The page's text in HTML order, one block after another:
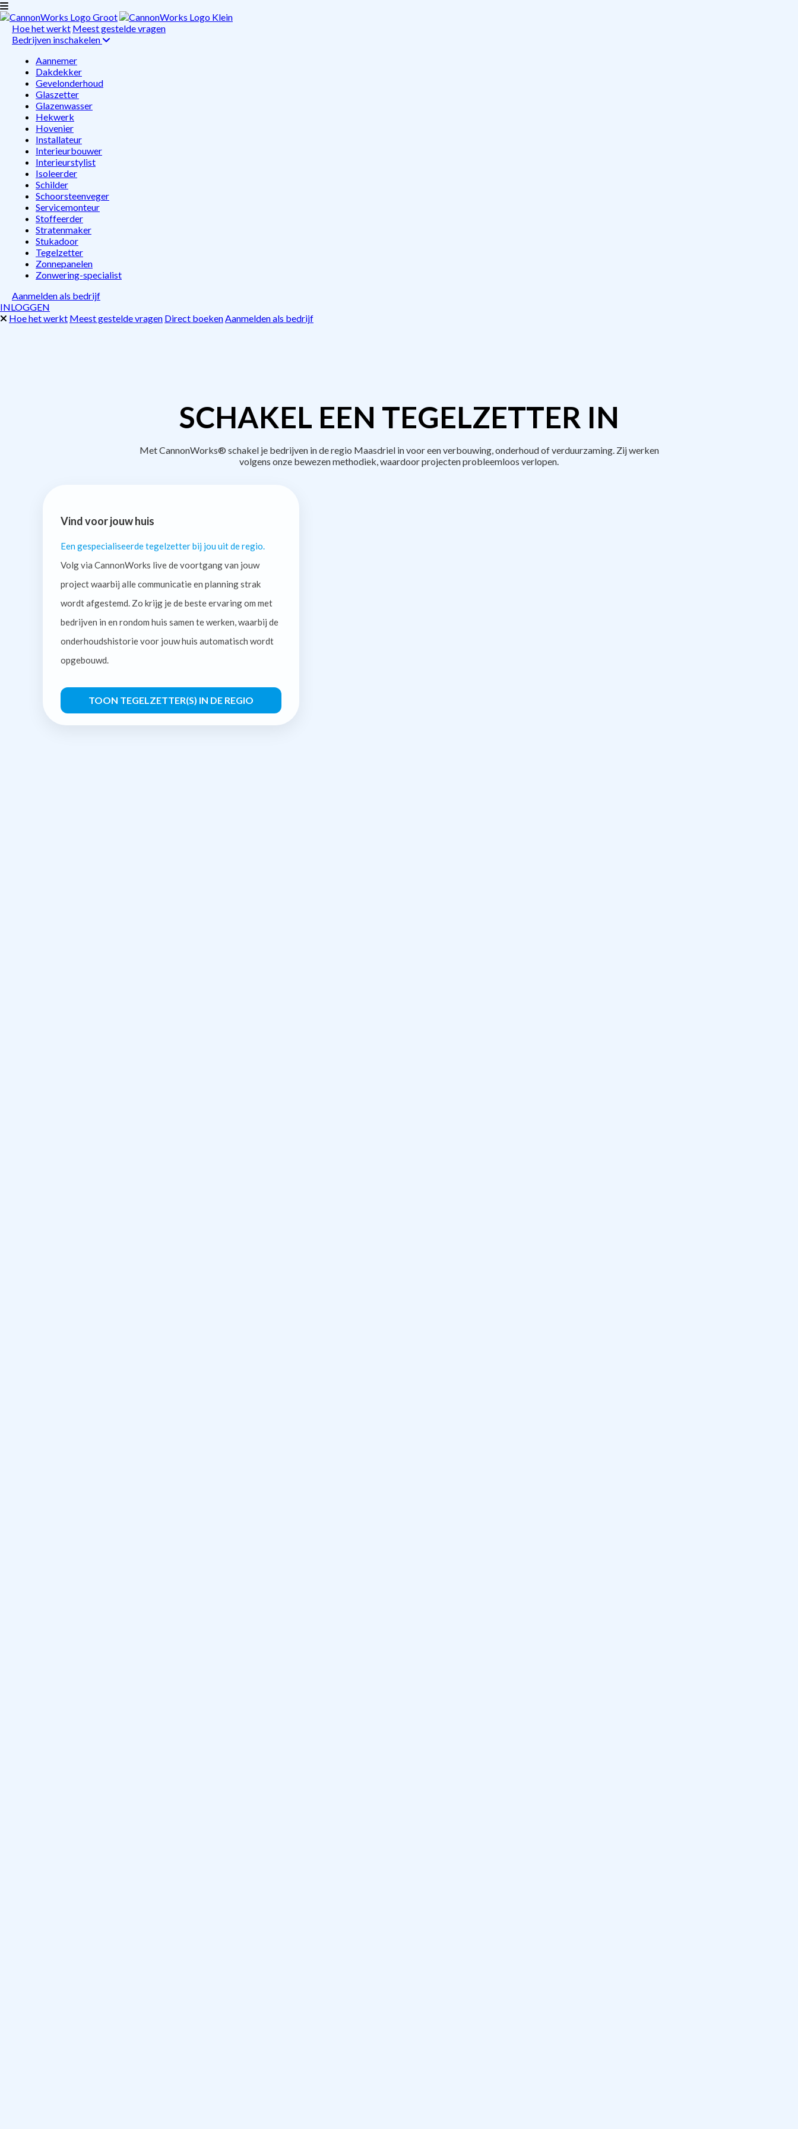
Hoe het werkt Meest gestelde vragen
Bedrijven inschakelen
Aannemer
Dakdekker
Gevelonderhoud
Glaszetter
Glazenwasser
Hekwerk
Hovenier
Installateur
Interieurbouwer
Interieurstylist
Isoleerder
Schilder
Schoorsteenveger
Servicemonteur
Stoffeerder
Stratenmaker
Stukadoor
Tegelzetter
Zonnepanelen
Zonwering-specialist
Aanmelden als bedrijf
INLOGGEN
Hoe het werkt Meest gestelde vragen Direct boekenAanmelden als bedrijf
SCHAKEL EEN TEGELZETTER IN
Met CannonWorks® schakel je bedrijven in de regio Maasdriel in voor een verbouwing, onderhoud of verduurzaming. Zij werken
volgens onze bewezen methodiek, waardoor projecten probleemloos verlopen.
Vind voor jouw huis
Een gespecialiseerde tegelzetter bij jou uit de regio.
Volg via CannonWorks live de voortgang van jouw
project waarbij alle communicatie en planning strak
wordt afgestemd. Zo krijg je de beste ervaring om met
bedrijven in en rondom huis samen te werken, waarbij de
onderhoudshistorie voor jouw huis automatisch wordt
opgebouwd.
TOON TEGELZETTER(S) IN DE REGIO